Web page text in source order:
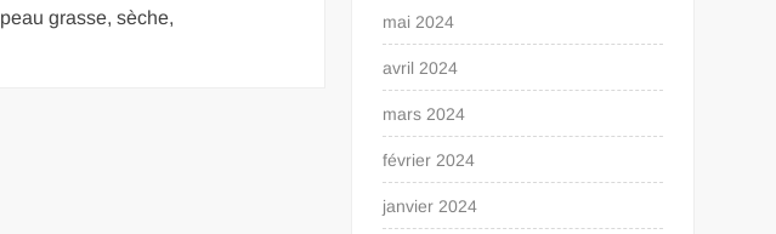
peau grasse, sèche,
mai 2024
avril 2024
mars 2024
février 2024
janvier 2024